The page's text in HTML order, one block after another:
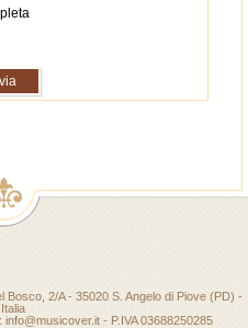
Bosco, 2/A - 35020 S. Angelo di Piove (PD) -
Italia
- P.IVA 03688250285